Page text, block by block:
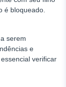
é bloqueado.
serem
e
verificar